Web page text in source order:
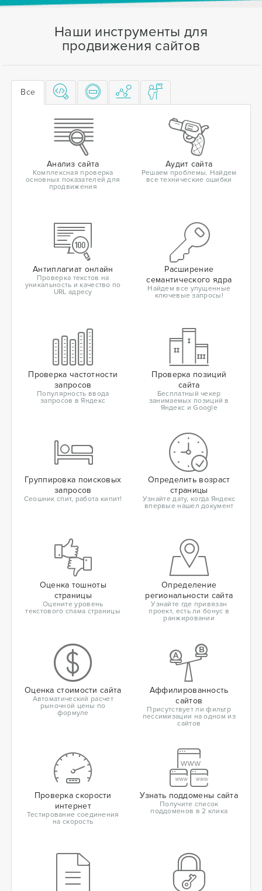
Наши инструменты для
продвижения сайтов
Все
Анализ сайта
Комплексная проверка
основных показателей для
продвижения
Аудит сайта
Решаем проблемы. Найдем
все технические ошибки
Антиплагиат онлайн
Проверка текстов на
уникальность и качество по
URL адресу
Расширение
семантического ядра
Найдем все упущенные
ключевые запросы!
Проверка частотности
запросов
Популярность ввода
запросов в Яндекс
Проверка позиций
сайта
Бесплатный чекер
занимаемых позиций в
Яндекс и Google
Группировка поисковых
запросов
Сеошник спит, работа кипит!
Определить возраст
страницы
Узнайте дату, когда Яндекс
впервые нашел документ
Оценка тошноты
страницы
Оцените уровень
текстового спама страницы
Определение
региональности сайта
Узнайте где привязан
проект, есть ли бонус в
ранжировании
Оценка стоимости сайта
Автоматический расчет
рыночной цены по
формуле
Аффилированность
сайтов
Присутствует ли фильтр
пессимизации на одном из
сайтов
Проверка скорости
интернет
Тестирование соединения
на скорость
Узнать поддомены сайта
Получите список
поддоменов в 2 клика